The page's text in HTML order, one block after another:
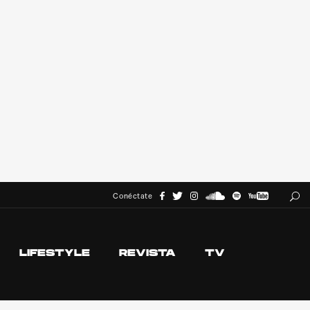
Conéctate
LIFESTYLE REVISTA TV